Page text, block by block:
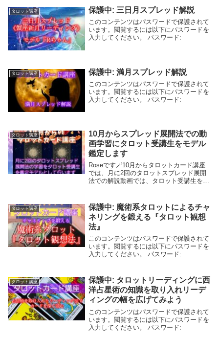
タロット講座 保護中: 三日月スプレッド解説
このコンテンツはパスワードで保護されて
います。閲覧するには以下にパスワードを
入力してください。 パスワード:
タロット講座 保護中: 満月スプレッド解説
このコンテンツはパスワードで保護されて
います。閲覧するには以下にパスワードを
入力してください。 パスワード:
タロット講座
10月からスプレッド展開法での動
画学習にタロット受講生をモデル
鑑定します
Roseです🪄10月からタロットカード講座
では、月に2回のタロットスプレッド展開
法での解説動画では、タロット受講生をモ
展開法の学習を動画で行います。※受講特
典にしま...
タロット講座
保護中: 魔術系タロットによるチャ
ネリングを鍛える『タロット観想
法』
このコンテンツはパスワードで保護されて
います。閲覧するには以下にパスワードを
入力してください。 パスワード:
タロット講座
保護中: タロットリーディングに西
洋占星術の知識を取り入れリーデ
ィングの幅を広げてみよう
このコンテンツはパスワードで保護されて
います。閲覧するには以下にパスワードを
入力してください。 パスワード: